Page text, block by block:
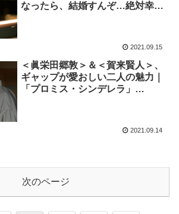
なったら、結婚すんぞ…絶対幸せ
2021.09.15
＜眞栄田郷敦＞＆＜賀来賢人＞、
ギャップが愛おしい二人の魅力｜
「プロミス・シンデレラ」
2021.09.14
次のページ